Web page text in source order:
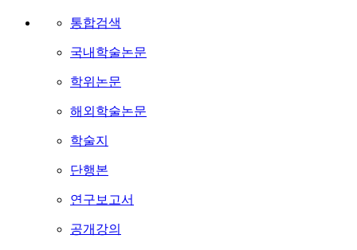
통합검색
국내학술논문
학위논문
해외학술논문
학술지
단행본
연구보고서
공개강의